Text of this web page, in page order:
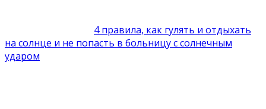
4 правила, как гулять и отдыхать
на солнце и не попасть в больницу с солнечным
ударом